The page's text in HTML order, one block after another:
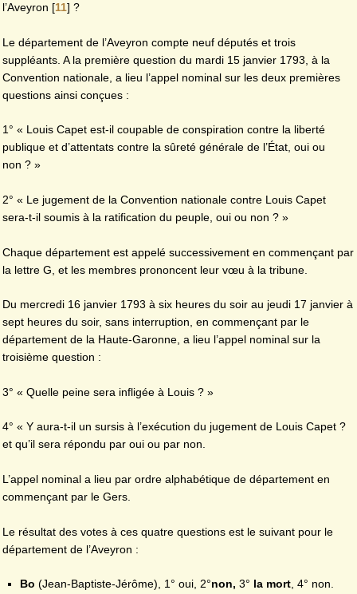
l’Aveyron [11] ?
Le département de l’Aveyron compte neuf députés et trois
suppléants. A la première question du mardi 15 janvier 1793, à la
Convention nationale, a lieu l’appel nominal sur les deux premières
questions ainsi conçues :
1° « Louis Capet est-il coupable de conspiration contre la liberté
publique et d’attentats contre la sûreté générale de l’État, oui ou
non ? »
2° « Le jugement de la Convention nationale contre Louis Capet
sera-t-il soumis à la ratification du peuple, oui ou non ? »
Chaque département est appelé successivement en commençant par
la lettre G, et les membres prononcent leur vœu à la tribune.
Du mercredi 16 janvier 1793 à six heures du soir au jeudi 17 janvier à
sept heures du soir, sans interruption, en commençant par le
département de la Haute-Garonne, a lieu l’appel nominal sur la
troisième question :
3° « Quelle peine sera infligée à Louis ? »
4° « Y aura-t-il un sursis à l’exécution du jugement de Louis Capet ?
et qu’il sera répondu par oui ou par non.
L’appel nominal a lieu par ordre alphabétique de département en
commençant par le Gers.
Le résultat des votes à ces quatre questions est le suivant pour le
département de l’Aveyron :
Bo (Jean-Baptiste-Jérôme), 1° oui, 2°non, 3° la mort, 4° non.